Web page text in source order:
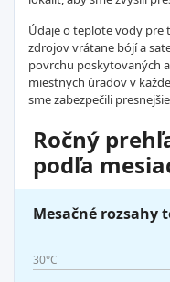
Údaje o teplote vody pre
zdrojov vrátane bójí a
povrchu poskytovaných
miestnych úradov v
sme zabezpečili
Ročný
podľa
Mesačné rozsahy
30°C